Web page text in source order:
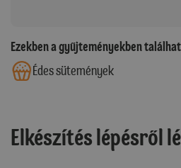
Ezekben a gyűjteményekben
Édes sütemények
Elkészítés lépésről